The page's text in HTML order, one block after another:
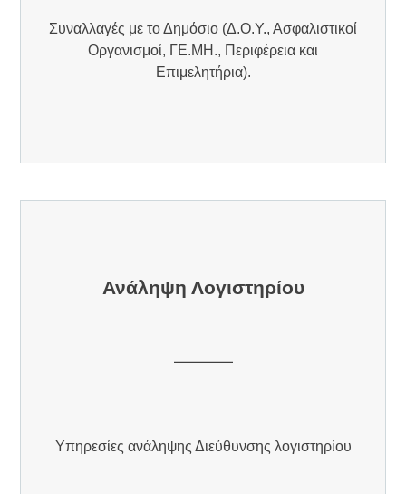
Συναλλαγές με το Δημόσιο (Δ.Ο.Υ., Ασφαλιστικοί
Οργανισμοί, ΓΕ.ΜΗ., Περιφέρεια και
Επιμελητήρια).
Ανάληψη Λογιστηρίου
Υπηρεσίες ανάληψης Διεύθυνσης λογιστηρίου